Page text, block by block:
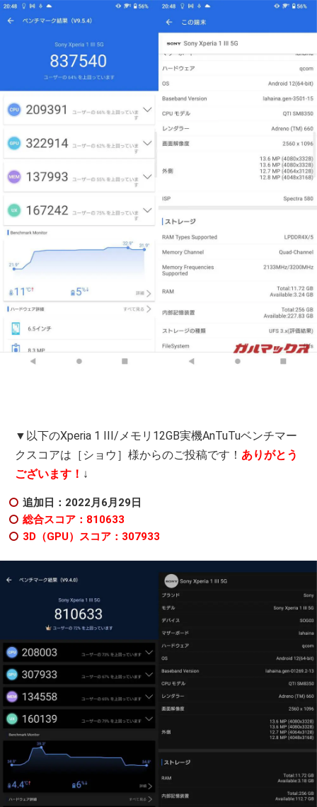
▼以下のXperia 1 III/メモリ12GB実機AnTuTuベンチマー
クスコアは［ショウ］様からのご投稿です！ ありがとう
ございます！ ↓
追加日：2022月6月29日
総合スコア：810633
3D（GPU）スコア：307933